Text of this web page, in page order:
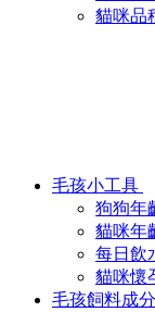
貓咪品
毛孩小工具
狗狗年
貓咪年
每日飲
貓咪懷
毛孩飼料成